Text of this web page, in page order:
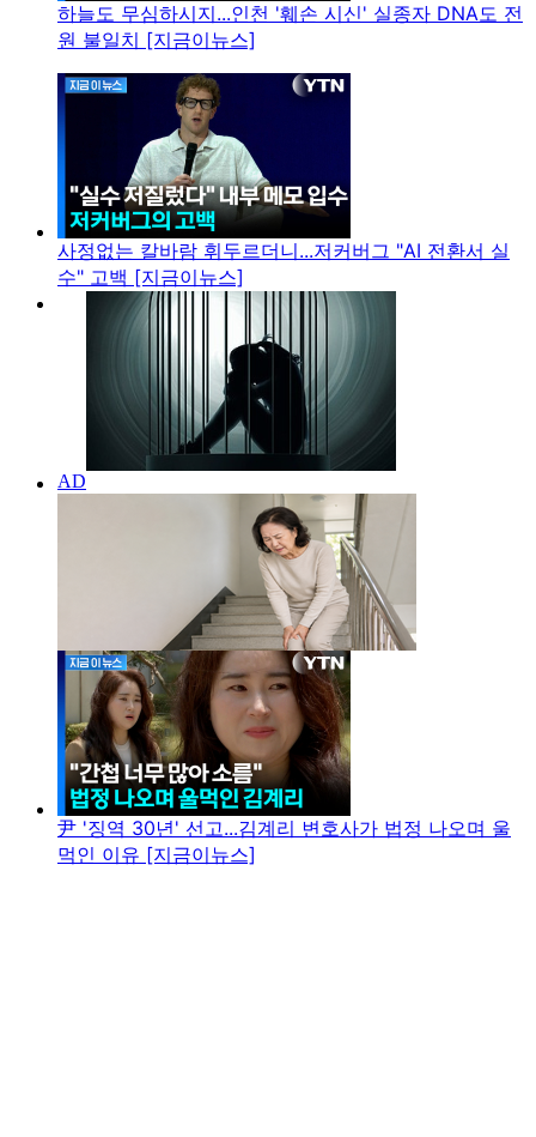
하늘도 무심하시지...인천 '훼손 시신' 실종자 DNA도 전
원 불일치 [지금이뉴스]
사정없는 칼바람 휘두르더니...저커버그 "AI 전환서 실
수" 고백 [지금이뉴스]
尹 '징역 30년' 선고...김계리 변호사가 법정 나오며 울
먹인 이유 [지금이뉴스]